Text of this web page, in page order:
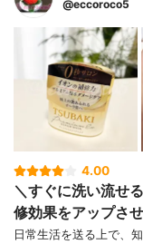
@eccoroco5
4.00
＼すぐに洗い流せ
修効果をアップさ
日常生活を送る上で、